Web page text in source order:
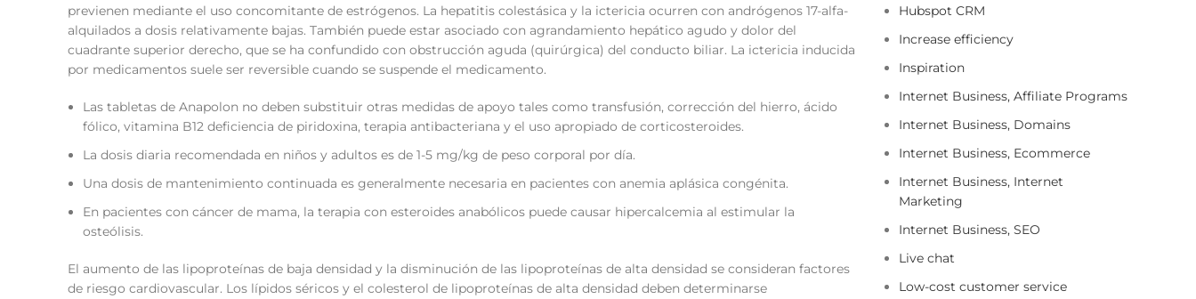
previenen mediante el uso concomitante de estrógenos. La hepatitis colestásica y la ictericia ocurren con andrógenos 17-alfa-
alquilados a dosis relativamente bajas. También puede estar asociado con agrandamiento hepático agudo y dolor del
cuadrante superior derecho, que se ha confundido con obstrucción aguda (quirúrgica) del conducto biliar. La ictericia inducida
por medicamentos suele ser reversible cuando se suspende el medicamento.
Las tabletas de Anapolon no deben substituir otras medidas de apoyo tales como transfusión, corrección del hierro, ácido
fólico, vitamina B12 deficiencia de piridoxina, terapia antibacteriana y el uso apropiado de corticosteroides.
La dosis diaria recomendada en niños y adultos es de 1-5 mg/kg de peso corporal por día.
Una dosis de mantenimiento continuada es generalmente necesaria en pacientes con anemia aplásica congénita.
En pacientes con cáncer de mama, la terapia con esteroides anabólicos puede causar hipercalcemia al estimular la
osteólisis.
El aumento de las lipoproteínas de baja densidad y la disminución de las lipoproteínas de alta densidad se consideran factores
de riesgo cardiovascular. Los lípidos séricos y el colesterol de lipoproteínas de alta densidad deben determinarse
Hubspot CRM
Increase efficiency
Inspiration
Internet Business, Affiliate Programs
Internet Business, Domains
Internet Business, Ecommerce
Internet Business, Internet
Marketing
Internet Business, SEO
Live chat
Low-cost customer service